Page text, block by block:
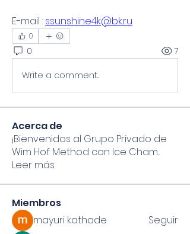
E-mail : ssunshine4k@bk.ru
0
0 7
Write a comment...
Acerca de
¡Bienvenidos al Grupo Privado de
Wim Hof Method con Ice Cham...
Leer más
Miembros
mayuri kathade
Seguir